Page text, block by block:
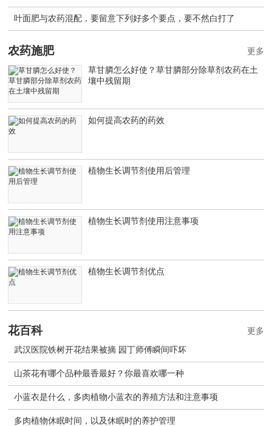
叶面肥与农药混配，要留意下列好多个要点，要不然白打了
农药施肥
草甘膦怎么好使？草甘膦部分除草剂农药在土
壤中残留期
如何提高农药的药效
植物生长调节剂使用后管理
植物生长调节剂使用注意事项
植物生长调节剂优点
更多
花百科
武汉医院铁树开花结果被摘 园丁师傅瞬间吓坏
山茶花有哪个品种最香最好？你最喜欢哪一种
小蓝衣是什么，多肉植物小蓝衣的养殖方法和注意事项
多肉植物休眠时间，以及休眠时的养护管理
更多